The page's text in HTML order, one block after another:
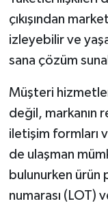
çıkışından
izleyebilir ve
sana çözüm
Müşteri
değil, markanın
iletişim formları
de ulaşman
bulunurken ürün
numarası (LOT)